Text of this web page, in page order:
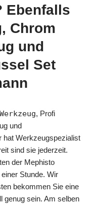
Ebenfalls
Chrom
und
Set
Werkzeug, Profi
und
hat Werkzeugspezialist
sind sie jederzeit.
der Mephisto
Stunde. Wir
bekommen Sie eine
genug sein. Am selben